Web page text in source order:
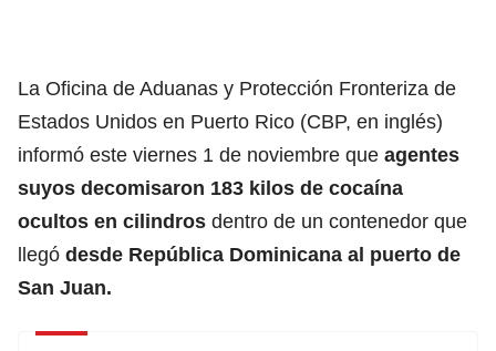
La Oficina de Aduanas y Protección Fronteriza de
Estados Unidos en Puerto Rico (CBP, en inglés)
informó este viernes 1 de noviembre que agentes
suyos decomisaron 183 kilos de cocaína
ocultos en cilindros dentro de un contenedor que
llegó desde República Dominicana al puerto de
San Juan.